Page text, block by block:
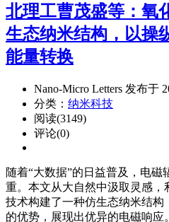
北理工曹茂盛等：氧
生态纳米结构，以操
能量转换
Nano-Micro Letters 发布于
分类： 纳米科技
阅读(3149)
评论(0)
随着“大数据”的日益普及，电
重。本文从大自然中汲取灵感
技术构建了一种仿生态纳米结
的优势，展现出优异的电磁响